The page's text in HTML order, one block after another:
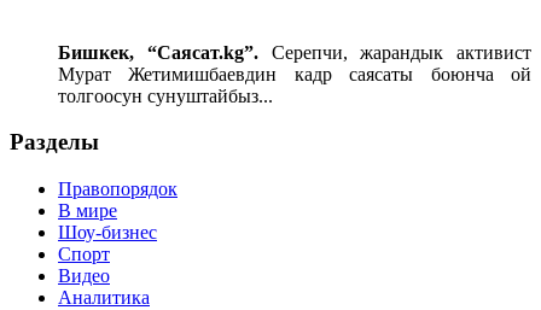
Бишкек, “Саясат.kg”.Серепчи, жарандык активист
Мурат Жетимишбаевдин кадр саясаты боюнча ой
толгоосун сунуштайбыз...
Разделы
Правопорядок
В мире
Шоу-бизнес
Спорт
Видео
Аналитика